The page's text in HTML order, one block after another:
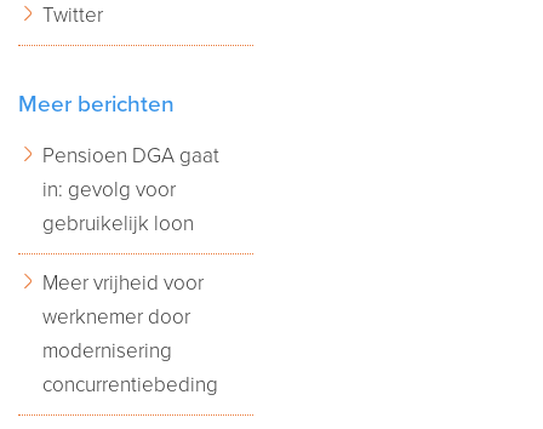
Twitter
Meer berichten
Pensioen DGA gaat
in: gevolg voor
gebruikelijk loon
Meer vrijheid voor
werknemer door
modernisering
concurrentiebeding